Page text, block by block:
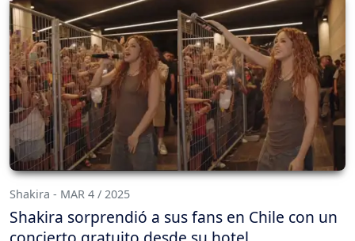
Shakira - MAR 4 / 2025
Shakira sorprendió a sus fans en Chile con un